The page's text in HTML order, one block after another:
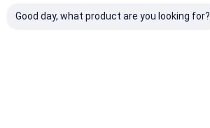
Good day, what product are you looking for?